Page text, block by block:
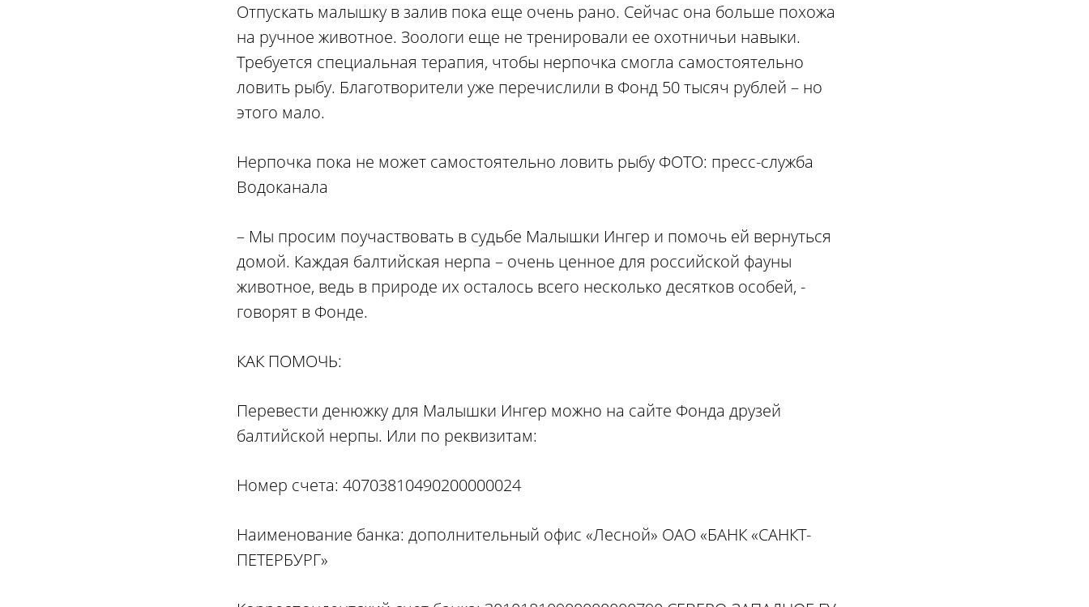
Отпускать малышку в залив пока еще очень рано. Сейчас она больше похожа
на ручное животное. Зоологи еще не тренировали ее охотничьи навыки.
Требуется специальная терапия, чтобы нерпочка смогла самостоятельно
ловить рыбу. Благотворители уже перечислили в Фонд 50 тысяч рублей – но
этого мало.
Нерпочка пока не может самостоятельно ловить рыбу ФОТО: пресс-служба
Водоканала
– Мы просим поучаствовать в судьбе Малышки Ингер и помочь ей вернуться
домой. Каждая балтийская нерпа – очень ценное для российской фауны
животное, ведь в природе их осталось всего несколько десятков особей, -
говорят в Фонде.
КАК ПОМОЧЬ:
Перевести денюжку для Малышки Ингер можно на сайте Фонда друзей
балтийской нерпы. Или по реквизитам:
Номер счета: 40703810490200000024
Наименование банка: дополнительный офис «Лесной» ОАО «БАНК «САНКТ-
ПЕТЕРБУРГ»